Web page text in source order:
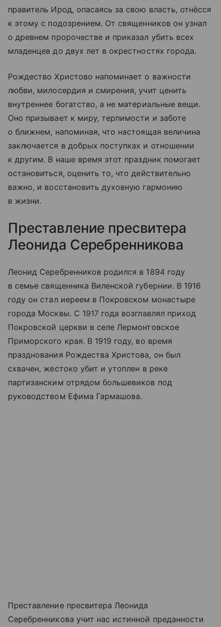
правитель Ирод, опасаясь за свою власть, отнёсся
к этому с подозрением. От священников он узнал
о древнем пророчестве и приказал убить всех
младенцев до двух лет в окрестностях города.
Рождество Христово напоминает о важности
любви, милосердия и смирения, учит ценить
внутреннее богатство, а не материальные вещи.
Оно призывает к миру, терпимости и заботе
о ближнем, напоминая, что настоящая величина
заключается в добрых поступках и отношении
к другим. В наше время этот праздник помогает
остановиться, оценить то, что действительно
важно, и восстановить духовную гармонию
в жизни.
Преставление пресвитера
Леонида Серебренникова
Леонид Серебренников родился в 1894 году
в семье священника Виленской губернии. В 1916
году он стал иереем в Покровском монастыре
города Москвы. С 1917 года возглавлял приход
Покровской церкви в селе Лермонтовское
Приморского края. В 1919 году, во время
празднования Рождества Христова, он был
схвачен, жестоко убит и утоплен в реке
партизанским отрядом большевиков под
руководством Ефима Гармашова.
Преставление пресвитера Леонида
Серебренникова учит нас истинной преданности